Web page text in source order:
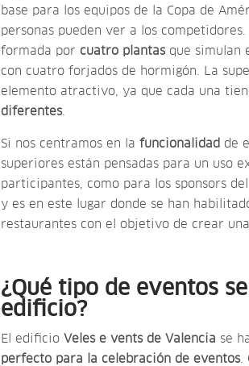
base para los equipos de la Copa de
personas pueden ver a los
formada por cuatro plantasque simulan
con cuatro forjados de hormigón. La
elemento atractivo, ya que cada una
diferentes.
Si nos centramos en la funcionalidad de
superiores están pensadas para un uso
participantes, como para los sponsors
y es en este lugar donde se han
restaurantes con el objetivo de crear
¿Qué tipo de eventos
edificio?
El edificio Veles e vents de Valencia se
perfecto para la celebración de eventos.